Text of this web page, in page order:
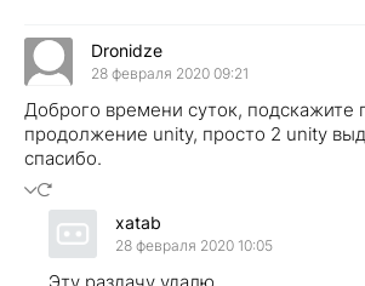
Dronidze
28 февраля 2020 09:21
Доброго времени суток, подскажите
продолжение unity, просто 2 unity
спасибо.
xatab
28 февраля 2020 10:05